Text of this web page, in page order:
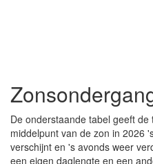
De onderstaande tabel geeft
middelpunt van de zon in 2026
verschijnt en 's avonds weer
een eigen daglengte en een